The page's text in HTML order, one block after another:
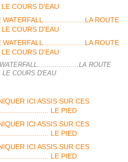
ROUTE
LE COURS D'EAU